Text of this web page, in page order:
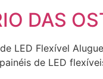
DAS
LED Flexível
de LED